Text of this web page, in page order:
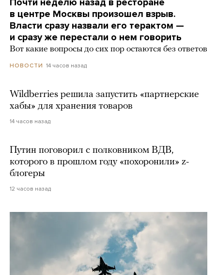
Почти неделю назад в ресторане
в центре Москвы произошел взрыв.
Власти сразу назвали его терактом —
и сразу же перестали о нем говорить
Вот какие вопросы до сих пор остаются без ответов
НОВОСТИ 14 часов назад
Wildberries решила запустить «партнерские
хабы» для хранения товаров
14 часов назад
Путин поговорил с полковником ВДВ,
которого в прошлом году «похоронили» z-
блогеры
12 часов назад